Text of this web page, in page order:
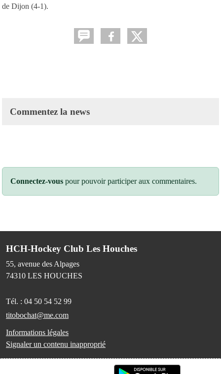
de Dijon (4-1).
Commentez la news
Connectez-vous pour pouvoir participer aux commentaires.
HCH-Hockey Club Les Houches
55, avenue des Alpages
74310 LES HOUCHES
Tél. : 04 50 54 52 99
titobochat@me.com
Informations légales
Signaler un contenu inapproprié